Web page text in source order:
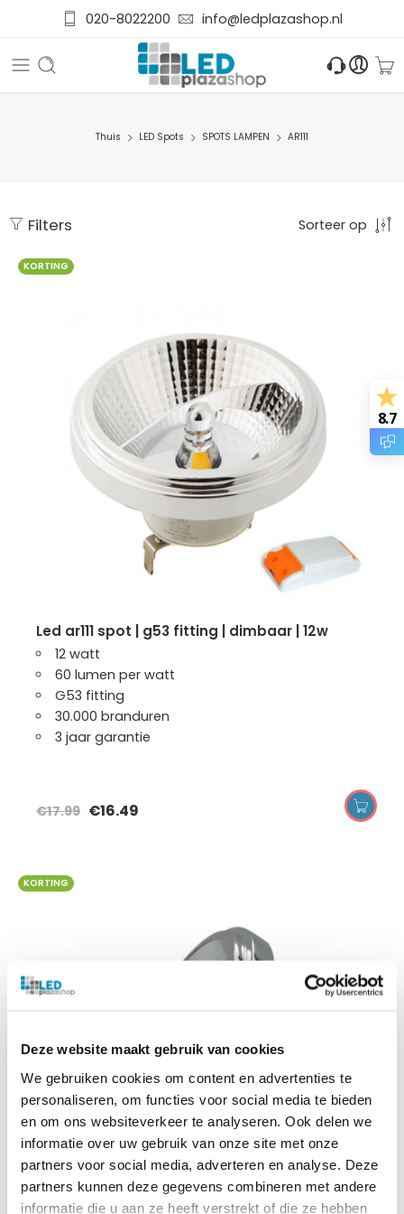
Deze website maakt gebruik van cookies
We gebruiken cookies om content en advertenties te
personaliseren, om functies voor social media te bieden
en om ons websiteverkeer te analyseren. Ook delen we
informatie over uw gebruik van onze site met onze
partners voor social media, adverteren en analyse. Deze
partners kunnen deze gegevens combineren met andere
informatie die u aan ze heeft verstrekt of die ze hebben
020-8022200 info@ledplazashop.nl
Thuis LED Spots SPOTS LAMPEN AR111
Filters Sorteer op
KORTING
led ar111 spot | g53 fitting | dimbaar | 12w
12 watt
60 lumen per watt
G53 fitting
30.000 branduren
3 jaar garantie
€17.99 €16.49
KORTING
8.7